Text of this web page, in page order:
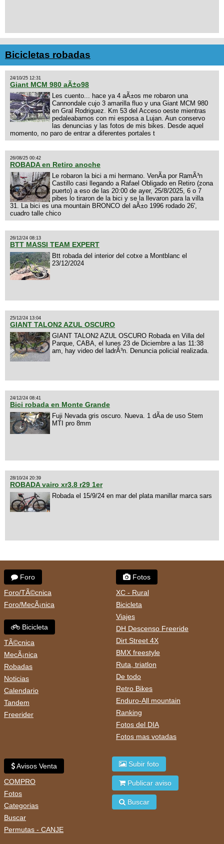
Bicicletas robadas
24/10/25 12:31
Giant MCM 980 aÃ±o98
Les cuento... hace ya 4 aÃ±os me robaron una
Cannondale cujo 3 amarilla fluo y una Giant MCM 980
en Gral Rodriguez. Km 53 del Acceso oeste mientras
pedaleabamos con mi esposa a Lujan. Aun conservo
las denuncias y las fotos de mis bikes. Desde aquel
momento, no paro de entrar a diferentes portales t
26/08/25 00:42
ROBADA en Retiro anoche
Le robaron la bici a mi hermano. VenÃ­a por RamÃ³n
Castillo casi llegando a Rafael Obligado en Retiro (zona
puerto) a eso de las 20:00 de ayer, 25/8/2025, 6 o 7
pibes lo tiraron de la bici y se la llevaron para la villa
31. La bici es una mountain BRONCO del aÃ±o 1996 rodado 26',
cuadro talle chico
26/12/24 08:13
BTT MASSI TEAM EXPERT
Btt robada del interior del cotxe a Montblanc el
23/12/2024
25/12/24 13:04
GIANT TALON2 AZUL OSCURO
GIANT TALON2 AZUL OSCURO Robada en Villa del
Parque, CABA, el lunes 23 de Diciembre a las 11:38
am, hay video del ladrÃ³n. Denuncia policial realizada.
24/12/24 08:41
Bici robada en Monte Grande
Fuji Nevada gris oscuro. Nueva. 1 dÃ­a de uso Stem
MTI pro 8mm
28/10/24 20:39
ROBADA vairo xr3.8 r29 1er
Robada el 15/9/24 en mar del plata manillar marca sars
Foro
Foro/TÃ©cnica
Foro/MecÃ¡nica
Bicicleta
TÃ©cnica
MecÃ¡nica
Robadas
Noticias
Calendario
Tandem
Freerider
Fotos
XC - Rural
Bicicleta
Viajes
DH Descenso Freeride
Dirt Street 4X
BMX freestyle
Ruta, triatlon
De todo
Retro Bikes
Enduro-All mountain
Ranking
Fotos del DIA
Fotos mas votadas
Avisos Venta
COMPRO
Fotos
Categorias
Buscar
Permutas - CANJE
Subir foto
Publicar aviso
Buscar